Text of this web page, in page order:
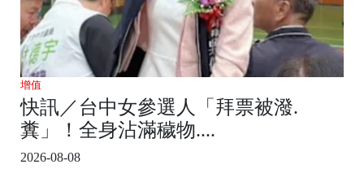
增值
快訊／台中女參選人「拜票被潑.
糞」！全身沾滿穢物....
2026-08-08